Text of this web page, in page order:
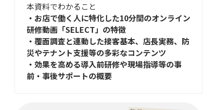
本資料でわかること
・お店で働く人に特化した10分間のオンライン
研修動画「SELECT」の特徴
・覆面調査と連動した接客基本、店長実務、防
災やテナント支援等の多彩なコンテンツ
・効果を高める導入前研修や現場指導等の事
前・事後サポートの概要